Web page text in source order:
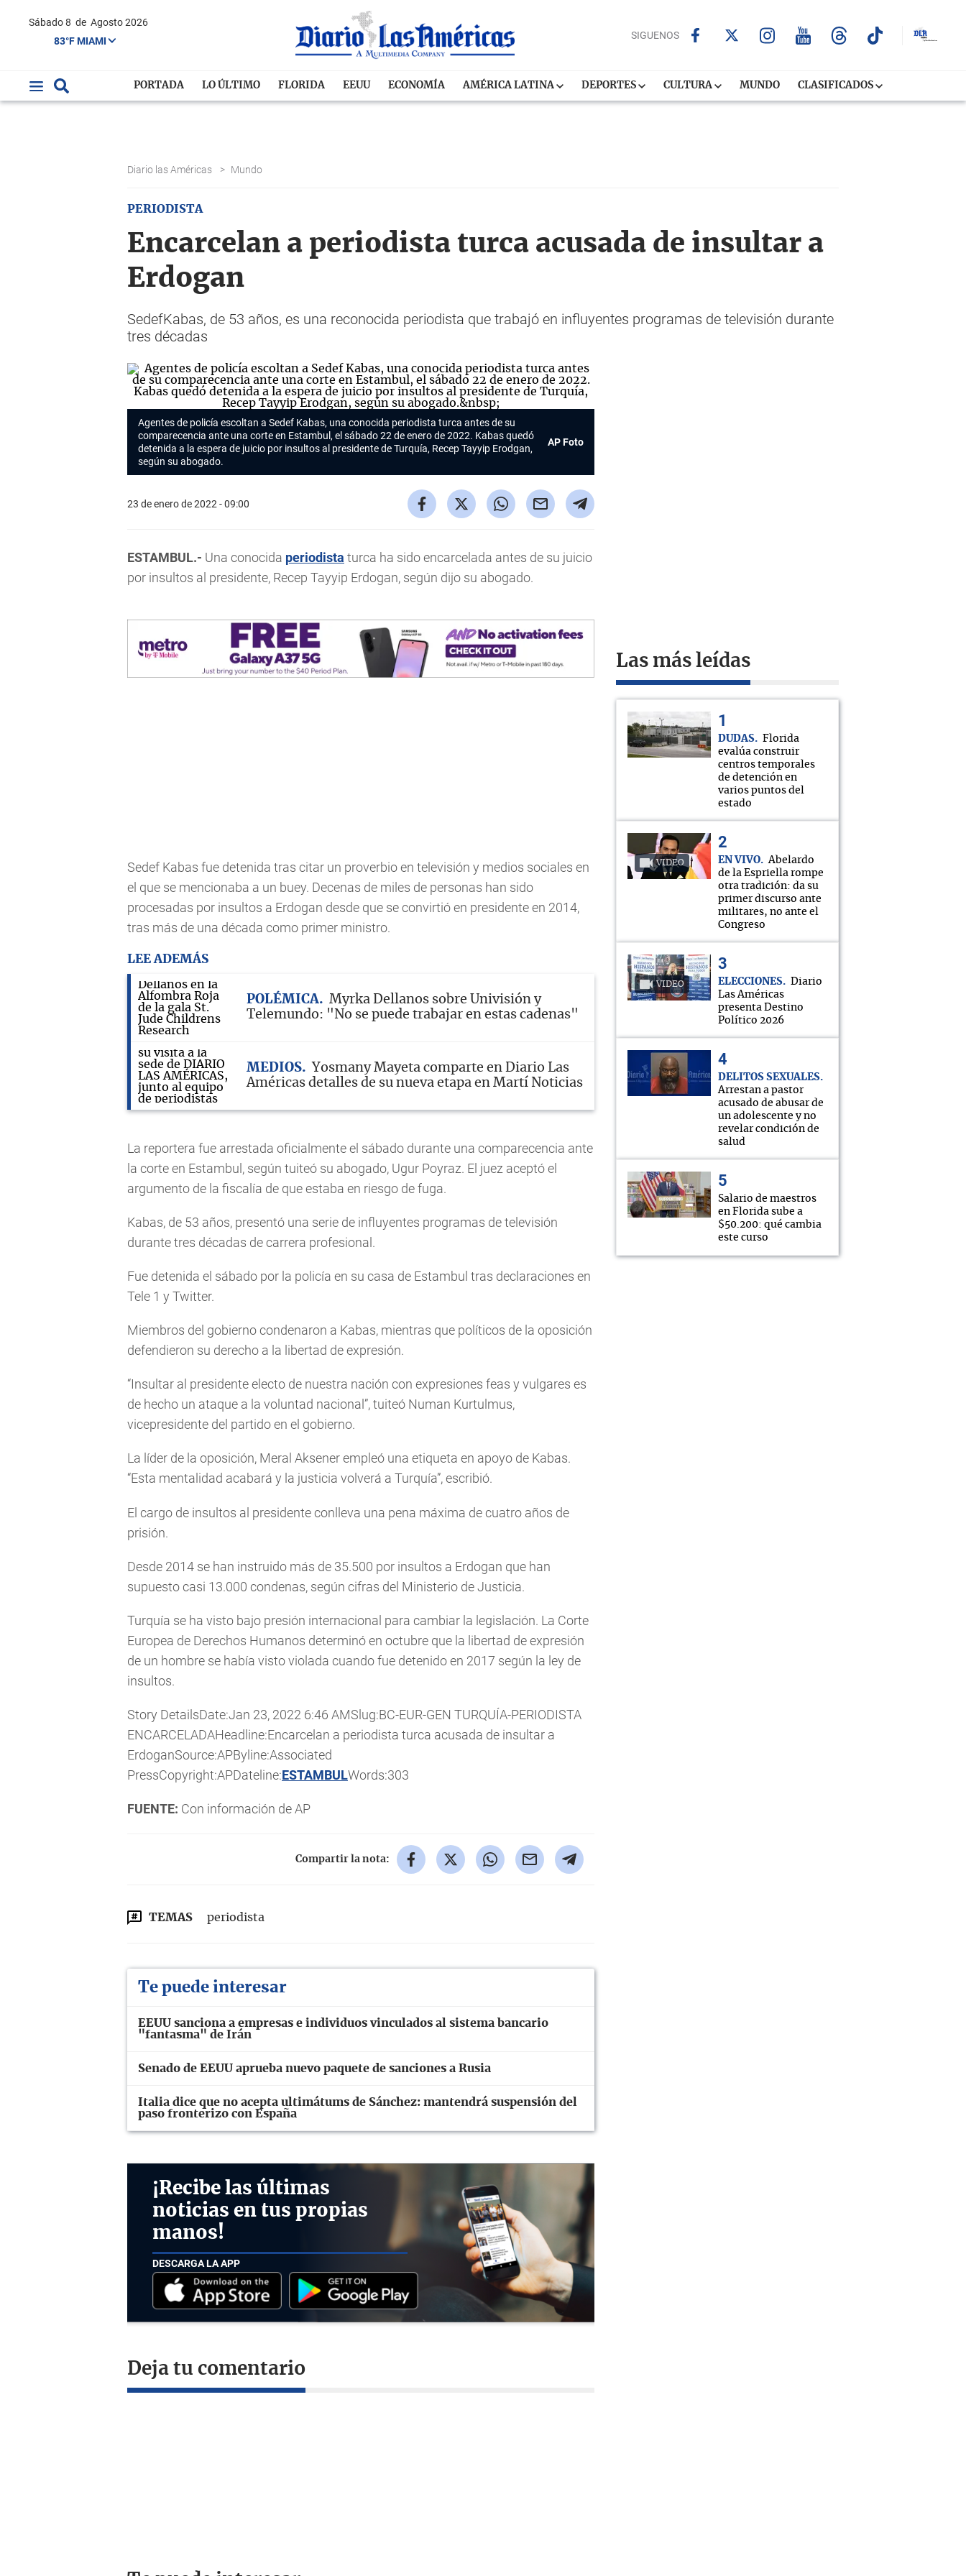
Sábado 8 de Agosto 2026
83°F MIAMI
SIGUENOS
PORTADA LO ÚLTIMO FLORIDA EEUU ECONOMÍA AMÉRICA LATINA DEPORTES CULTURA MUNDO CLASIFICADOS
Diario las Américas > Mundo
PERIODISTA
Encarcelan a periodista turca acusada de insultar a
Erdogan
SedefKabas, de 53 años, es una reconocida periodista que trabajó en influyentes programas de televisión durante
tres décadas
Agentes de policía escoltan a Sedef Kabas, una conocida periodista turca antes de su
comparecencia ante una corte en Estambul, el sábado 22 de enero de 2022. Kabas quedó
detenida a la espera de juicio por insultos al presidente de Turquía, Recep Tayyip Erodgan,
según su abogado.
AP Foto
23 de enero de 2022 - 09:00
ESTAMBUL.- Una conocida periodista turca ha sido encarcelada antes de su juicio
por insultos al presidente, Recep Tayyip Erdogan, según dijo su abogado.
Sedef Kabas fue detenida tras citar un proverbio en televisión y medios sociales en
el que se mencionaba a un buey. Decenas de miles de personas han sido
procesadas por insultos a Erdogan desde que se convirtió en presidente en 2014,
tras más de una década como primer ministro.
LEE ADEMÁS
POLÉMICA
Myrka Dellanos sobre Univisión y
Telemundo: "No se puede trabajar en estas cadenas"
MEDIOS
Yosmany Mayeta comparte en Diario Las
Américas detalles de su nueva etapa en Martí Noticias
La reportera fue arrestada oficialmente el sábado durante una comparecencia ante
la corte en Estambul, según tuiteó su abogado, Ugur Poyraz. El juez aceptó el
argumento de la fiscalía de que estaba en riesgo de fuga.
Kabas, de 53 años, presentó una serie de influyentes programas de televisión
durante tres décadas de carrera profesional.
Fue detenida el sábado por la policía en su casa de Estambul tras declaraciones en
Tele 1 y Twitter.
Miembros del gobierno condenaron a Kabas, mientras que políticos de la oposición
defendieron su derecho a la libertad de expresión.
“Insultar al presidente electo de nuestra nación con expresiones feas y vulgares es
de hecho un ataque a la voluntad nacional”, tuiteó Numan Kurtulmus,
vicepresidente del partido en el gobierno.
La líder de la oposición, Meral Aksener empleó una etiqueta en apoyo de Kabas.
“Esta mentalidad acabará y la justicia volverá a Turquía”, escribió.
El cargo de insultos al presidente conlleva una pena máxima de cuatro años de
prisión.
Desde 2014 se han instruido más de 35.500 por insultos a Erdogan que han
supuesto casi 13.000 condenas, según cifras del Ministerio de Justicia.
Turquía se ha visto bajo presión internacional para cambiar la legislación. La Corte
Europea de Derechos Humanos determinó en octubre que la libertad de expresión
de un hombre se había visto violada cuando fue detenido en 2017 según la ley de
insultos.
Story DetailsDate:Jan 23, 2022 6:46 AMSlug:BC-EUR-GEN TURQUÍA-PERIODISTA
ENCARCELADAHeadline:Encarcelan a periodista turca acusada de insultar a
ErdoganSource:APByline:Associated
PressCopyright:APDateline:ESTAMBULWords:303
FUENTE: Con información de AP
Compartir la nota:
TEMAS periodista
Te puede interesar
EEUU sanciona a empresas e individuos vinculados al sistema bancario
"fantasma" de Irán
Senado de EEUU aprueba nuevo paquete de sanciones a Rusia
Italia dice que no acepta ultimátums de Sánchez: mantendrá suspensión del
paso fronterizo con España
¡Recibe las últimas
noticias en tus propias
manos!
DESCARGA LA APP
Deja tu comentario
Las más leídas
DUDAS
Florida
evalúa construir
centros temporales
de detención en
varios puntos del
estado
VIDEO EN VIVO
Abelardo
de la Espriella rompe
otra tradición: da su
primer discurso ante
militares, no ante el
Congreso
VIDEO ELECCIONES
Diario
Las Américas
presenta Destino
Político 2026
DELITOS SEXUALES
Arrestan a pastor
acusado de abusar de
un adolescente y no
revelar condición de
salud
Salario de maestros
en Florida sube a
$50.200: qué cambia
este curso